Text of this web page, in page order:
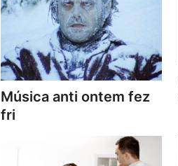
Música anti ontem fez
fri